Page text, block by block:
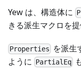
Yew は、構造体に
きる派生マクロを提
Properties
を派生
ように PartialEq